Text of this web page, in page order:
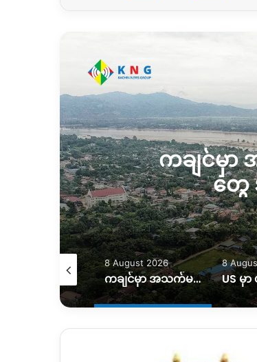
ကချင်မှ
တွေ
8 August 2026
ကချင်မှာ အသက်မပြည့်သေးတဲ့ လူငယ်တွေ အကြမ်းဖက်မှုများလာ
8